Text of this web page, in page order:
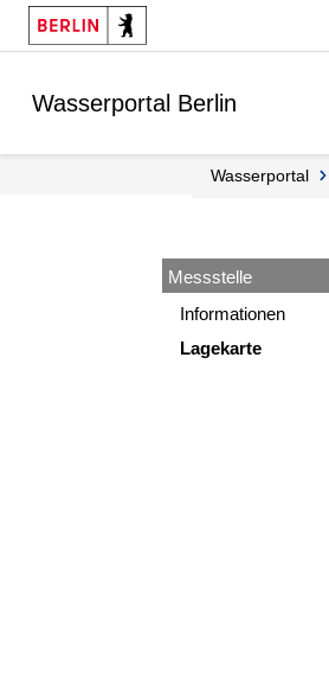
Springe zur Navigation
Springe zum Inhalt
Wasserportal Berlin
Wasserportal
Messstelle
Informationen
Lagekarte